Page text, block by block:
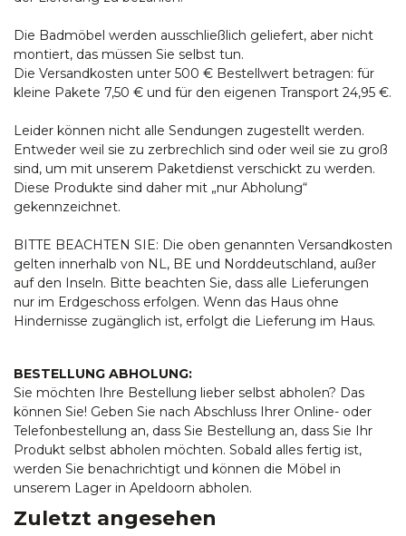
Die Badmöbel werden ausschließlich geliefert, aber nicht
montiert, das müssen Sie selbst tun.
Die Versandkosten unter 500 € Bestellwert betragen: für
kleine Pakete 7,50 € und für den eigenen Transport 24,95 €.
Leider können nicht alle Sendungen zugestellt werden.
Entweder weil sie zu zerbrechlich sind oder weil sie zu groß
sind, um mit unserem Paketdienst verschickt zu werden.
Diese Produkte sind daher mit „nur Abholung“
gekennzeichnet.
BITTE BEACHTEN SIE: Die oben genannten Versandkosten
gelten innerhalb von NL, BE und Norddeutschland, außer
auf den Inseln. Bitte beachten Sie, dass alle Lieferungen
nur im Erdgeschoss erfolgen. Wenn das Haus ohne
Hindernisse zugänglich ist, erfolgt die Lieferung im Haus.
BESTELLUNG ABHOLUNG:
Sie möchten Ihre Bestellung lieber selbst abholen? Das
können Sie! Geben Sie nach Abschluss Ihrer Online- oder
Telefonbestellung an, dass Sie Bestellung an, dass Sie Ihr
Produkt selbst abholen möchten. Sobald alles fertig ist,
werden Sie benachrichtigt und können die Möbel in
unserem Lager in Apeldoorn abholen.
Zuletzt angesehen